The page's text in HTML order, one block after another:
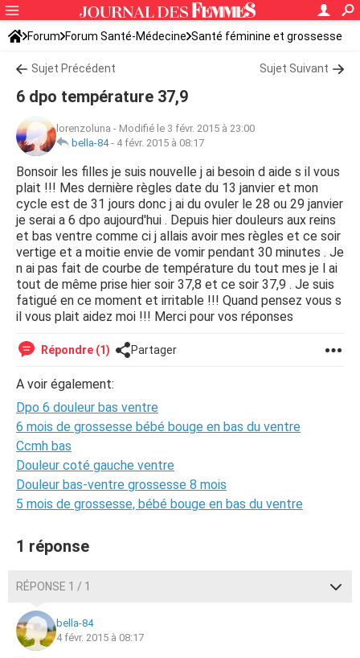
Forum Forum Santé-Médecine Santé féminine et grossesse
Sujet Précédent Sujet Suivant
6 dpo température 37,9
lorenzoluna - Modifié le 3 févr. 2015 à 23:00
bella-84- 4 févr. 2015 à 08:17
Bonsoir les filles je suis nouvelle j ai besoin d aide s il vous
plait !!! Mes dernière règles date du 13 janvier et mon
cycle est de 31 jours donc j ai du ovuler le 28 ou 29 janvier
je serai a 6 dpo aujourd'hui . Depuis hier douleurs aux reins
et bas ventre comme ci j allais avoir mes règles et ce soir
vertige et a moitie envie de vomir pendant 30 minutes . Je
n ai pas fait de courbe de température du tout mes je l ai
tout de même prise hier soir 37,8 et ce soir 37,9 . Je suis
fatigué en ce moment et irritable !!! Quand pensez vous s
il vous plait aidez moi !!! Merci pour vos réponses
Répondre (1) Partager
A voir également:
Dpo 6 douleur bas ventre
6 mois de grossesse bébé bouge en bas du ventre
Ccmh bas
Douleur coté gauche ventre
Douleur bas-ventre grossesse 8 mois
5 mois de grossesse, bébé bouge en bas du ventre
1 réponse
RÉPONSE 1 / 1
bella-84
4 févr. 2015 à 08:17